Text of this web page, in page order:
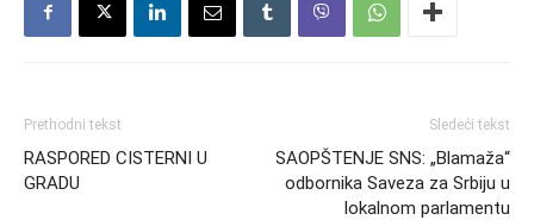
Prethodni tekst
RASPORED CISTERNI U
GRADU
Sledeći tekst
SAOPŠTENJE SNS: „Blamaža“
odbornika Saveza za Srbiju u
lokalnom parlamentu